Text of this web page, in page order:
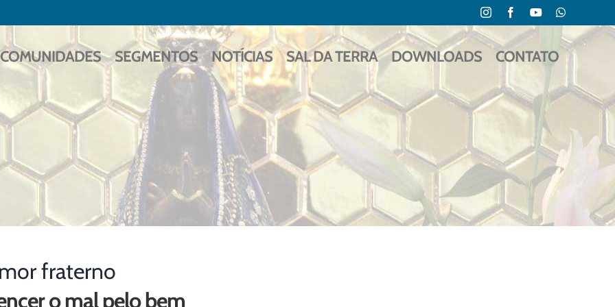
InstagramFacebookYouTubeWhatsApp
COMUNIDADES SEGMENTOS NOTÍCIAS SAL DA TERRA DOWNLOADS CONTATO
fraterno
o mal pelo bem